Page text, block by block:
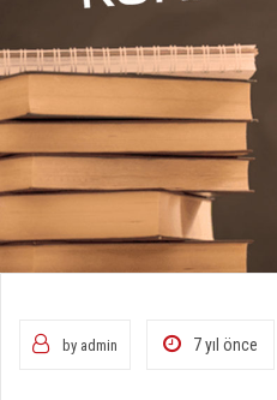
by admin 7 yıl önce